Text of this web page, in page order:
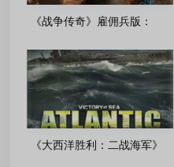
《战争传奇》雇佣兵版：
v1.0.46851+DLC-FitGirl 多语
言重制版
《大西洋胜利：二战海军》